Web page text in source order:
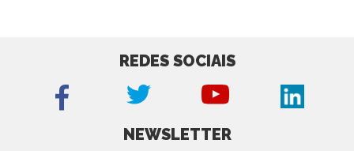
REDES SOCIAIS
NEWSLETTER